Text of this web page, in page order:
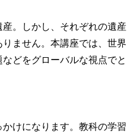
。しかし、それぞれの遺産
ません。本講座では、世界
どをグローバルな視点でと
けになります。教科の学習